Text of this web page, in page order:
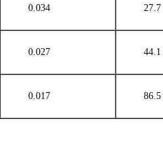
0.034 27.7
0.027 44.1
0.017 86.5